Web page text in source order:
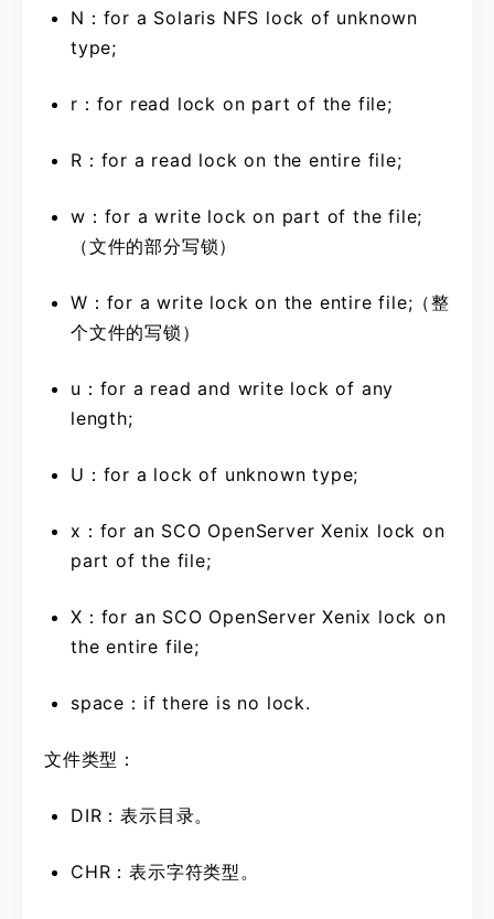
N：for a Solaris NFS lock of unknown
type;
r：for read lock on part of the file;
R：for a read lock on the entire file;
w：for a write lock on part of the file;
（文件的部分写锁）
W：for a write lock on the entire file;（整
个文件的写锁）
u：for a read and write lock of any
length;
U：for a lock of unknown type;
x：for an SCO OpenServer Xenix lock on
part of the file;
X：for an SCO OpenServer Xenix lock on
the entire file;
space：if there is no lock.
文件类型：
DIR：表示目录。
CHR：表示字符类型。